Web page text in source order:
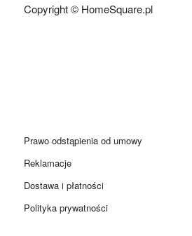
Copyright © HomeSquare.pl
Prawo odstąpienia od umowy
Reklamacje
Dostawa i płatności
Polityka prywatności